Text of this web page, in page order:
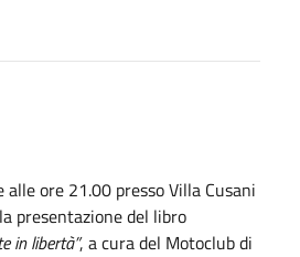
alle ore 21.00 presso Villa Cusani
presentazione del libro
in libertà”, a cura del Motoclub di